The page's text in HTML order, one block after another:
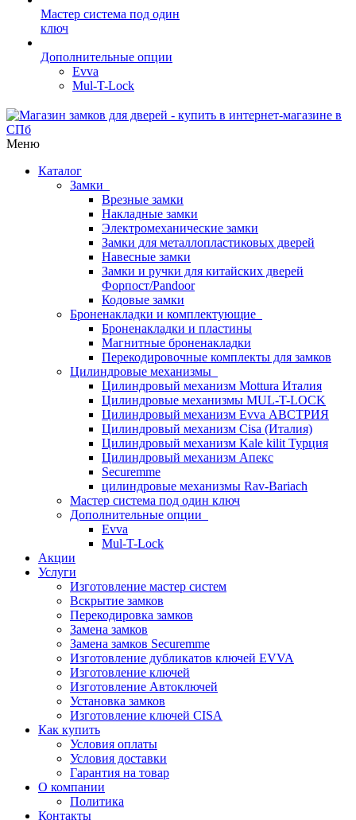
Мастер система под один
ключ
Дополнительные опции
Evva
Mul-T-Lock
Меню
Каталог
Замки
Врезные замки
Накладные замки
Электромеханические замки
Замки для металлопластиковых дверей
Навесные замки
Замки и ручки для китайских дверей
Форпост/Раndoor
Кодовые замки
Броненакладки и комплектующие
Броненакладки и пластины
Магнитные броненакладки
Перекодировочные комплекты для замков
Цилиндровые механизмы
Цилиндровый механизм Mottura Италия
Цилиндровые механизмы MUL-T-LOCK
Цилиндровый механизм Evva АВСТРИЯ
Цилиндровый механизм Cisa (Италия)
Цилиндровый механизм Kale kilit Турция
Цилиндровый механизм Апекс
Securemme
цилиндровые механизмы Rav-Bariach
Мастер система под один ключ
Дополнительные опции
Evva
Mul-T-Lock
Акции
Услуги
Изготовление мастер систем
Вскрытие замков
Перекодировка замков
Замена замков
Замена замков Securemme
Изготовление дубликатов ключей EVVA
Изготовление ключей
Изготовление Автоключей
Установка замков
Изготовление ключей CISA
Как купить
Условия оплаты
Условия доставки
Гарантия на товар
О компании
Политика
Контакты